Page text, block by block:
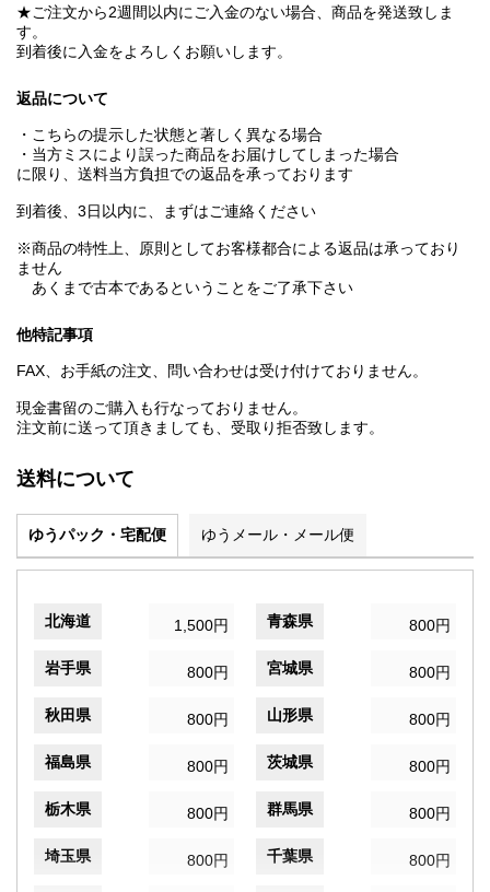
★ご注文から2週間以内にご入金のない場合、商品を発送致しま
す。
到着後に入金をよろしくお願いします。
返品について
・こちらの提示した状態と著しく異なる場合
・当方ミスにより誤った商品をお届けしてしまった場合
に限り、送料当方負担での返品を承っております
到着後、3日以内に、まずはご連絡ください
※商品の特性上、原則としてお客様都合による返品は承っており
ません
あくまで古本であるということをご了承下さい
他特記事項
FAX、お手紙の注文、問い合わせは受け付けておりません。
現金書留のご購入も行なっておりません。
注文前に送って頂きましても、受取り拒否致します。
送料について
ゆうパック・宅配便 ゆうメール・メール便
北海道 1,500円 青森県 800円
岩手県 800円 宮城県 800円
秋田県 800円 山形県 800円
福島県 800円 茨城県 800円
栃木県 800円 群馬県 800円
埼玉県 800円 千葉県 800円